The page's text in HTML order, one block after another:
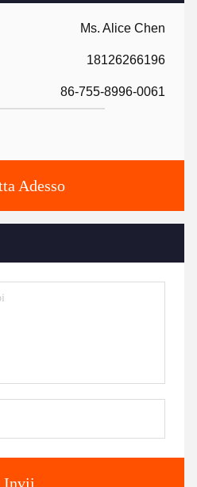
Ms. Alice Chen
18126266196
86-755-8996-0061
Adesso
Invii